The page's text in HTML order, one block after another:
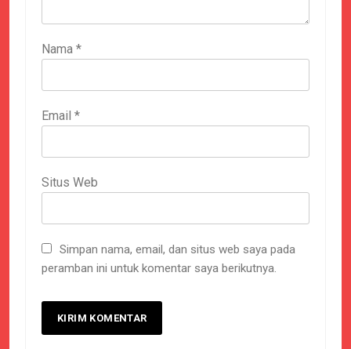
Nama *
Email *
Situs Web
Simpan nama, email, dan situs web saya pada
peramban ini untuk komentar saya berikutnya.